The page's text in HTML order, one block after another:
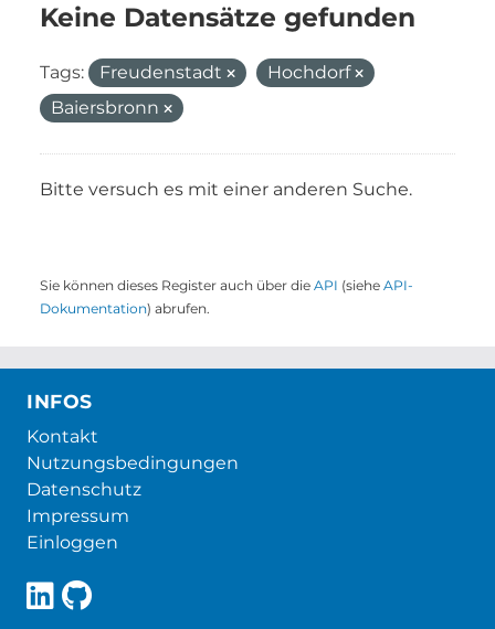
Keine Datensätze gefunden
Tags: Freudenstadt
Hochdorf
Baiersbronn
Bitte versuch es mit einer anderen Suche.
Sie können dieses Register auch über die API (siehe API-
Dokumentation) abrufen.
INFOS
Kontakt
Nutzungsbedingungen
Datenschutz
Impressum
Einloggen